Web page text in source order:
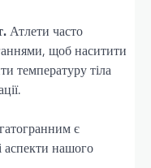
Атлети часто
щоб наситити
температуру тіла
є
аспекти нашого